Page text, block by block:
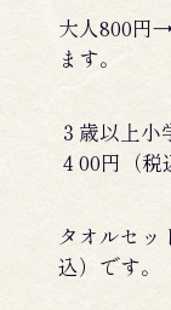
大人800円
ます。
３歳以上
４00円（税
タオルセッ
込）です。